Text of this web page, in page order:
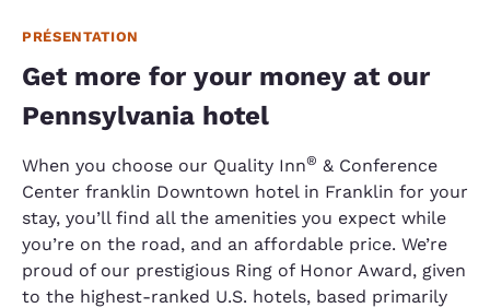
PRÉSENTATION
Get more for your money at our
Pennsylvania hotel
When you choose our Quality Inn® & Conference
Center franklin Downtown hotel in Franklin for your
stay, you’ll find all the amenities you expect while
you’re on the road, and an affordable price. We’re
proud of our prestigious Ring of Honor Award, given
to the highest-ranked U.S. hotels, based primarily